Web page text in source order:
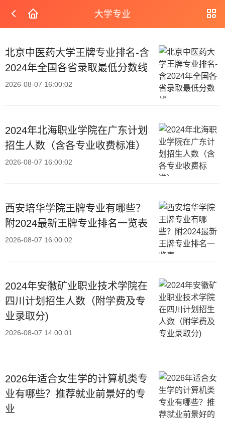
大学专业
北京中医药大学王牌专业排名-含
2024年全国各省录取最低分数线
2026-08-07 16:00:02
2024年北海职业学院在广东计划
招生人数（含各专业收费标准）
2026-08-07 16:00:02
西安培华学院王牌专业有哪些？
附2024最新王牌专业排名一览表
2026-08-07 16:00:02
2024年安徽矿业职业技术学院在
四川计划招生人数（附学费及专
业录取分)
2026-08-07 14:00:01
2026年适合女生学的计算机类专
业有哪些？推荐就业前景好的专
业